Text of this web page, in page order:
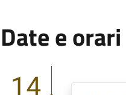
Date e orari
14